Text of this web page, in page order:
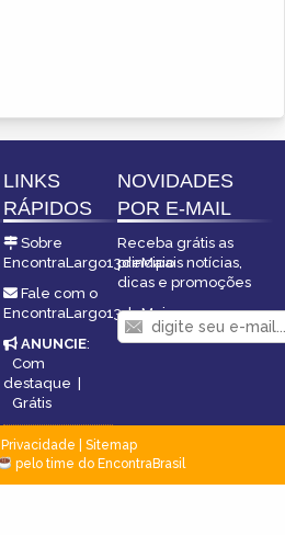
LINKS
RÁPIDOS
Sobre
EncontraLargo13deMaio
Fale com o
EncontraLargo13deMaio
ANUNCIE:
Com
destaque |
Grátis
NOVIDADES
POR E-MAIL
Receba grátis as
principais notícias,
dicas e promoções
Privacidade
Sitemap
pelo time do EncontraBrasil